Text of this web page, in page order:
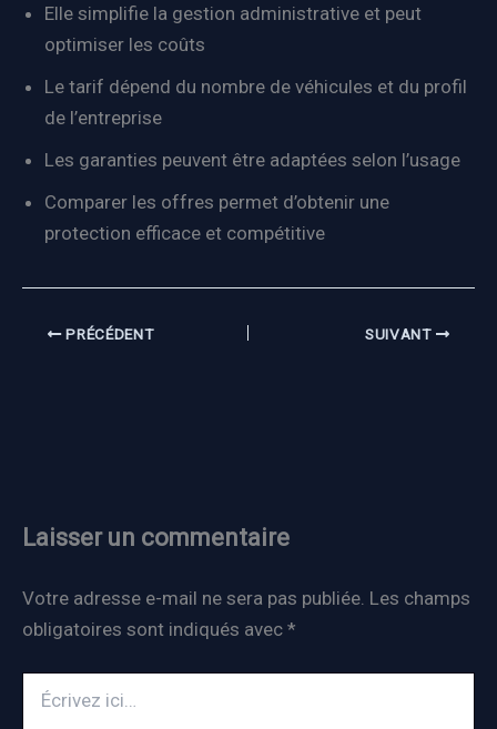
Elle simplifie la gestion administrative et peut
optimiser les coûts
Le tarif dépend du nombre de véhicules et du profil
de l’entreprise
Les garanties peuvent être adaptées selon l’usage
Comparer les offres permet d’obtenir une
protection efficace et compétitive
PRÉCÉDENT SUIVANT
Laisser un commentaire
Votre adresse e-mail ne sera pas publiée. Les champs
obligatoires sont indiqués avec *
ici…